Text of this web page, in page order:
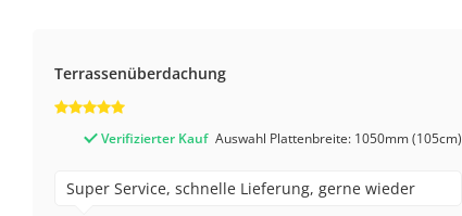
Terrassenüberdachung
Verifizierter Kauf Auswahl Plattenbreite: 1050mm (105cm)
Super Service, schnelle Lieferung, gerne wieder